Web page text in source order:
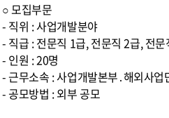
○ 모집부문
- 직위 : 사업개발분야
- 직급 : 전문직 1급, 전문직 2급, 전
- 인원 : 20명
- 근무소속 : 사업개발본부․해외사
- 공모방법 : 외부 공모